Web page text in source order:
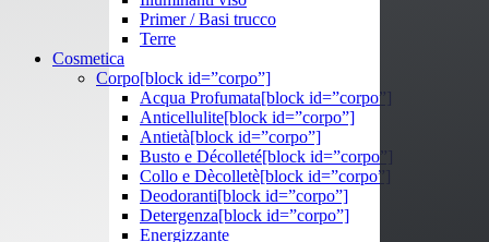
Primer / Basi trucco
Terre
Cosmetica
Corpo[block id=”corpo”]
Acqua Profumata[block id=”corpo”]
Anticellulite[block id=”corpo”]
Antietà[block id=”corpo”]
Busto e Décolleté[block id=”corpo”]
Collo e Dècolletè[block id=”corpo”]
Deodoranti[block id=”corpo”]
Detergenza[block id=”corpo”]
Energizzante